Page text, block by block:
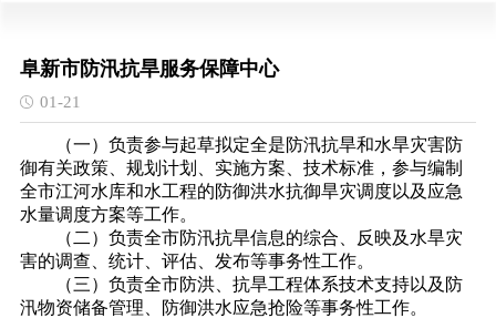
阜新市防汛抗旱服务保障中心
01-21
（一）负责参与起草拟定全是防汛抗旱和水旱灾害防
御有关政策、规划计划、实施方案、技术标准，参与编制
全市江河水库和水工程的防御洪水抗御旱灾调度以及应急
水量调度方案等工作。
（二）负责全市防汛抗旱信息的综合、反映及水旱灾
害的调查、统计、评估、发布等事务性工作。
（三）负责全市防洪、抗旱工程体系技术支持以及防
汛物资储备管理、防御洪水应急抢险等事务性工作。